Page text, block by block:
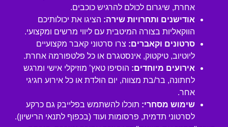
אחרת, שיגרום לכולם להרגיש כוכבים.
אודישנים ותחרויות שירה: הציגו את יכולותיכם
הווקאליות בצורה המיטבית עם ליווי מרשים ומקצועי.
סרטונים וקאברים: צרו סרטוני קאבר מקצועיים
ליוטיוב, טיקטוק, אינסטגרם או כל פלטפורמה אחרת.
אירועים מיוחדים: הוסיפו טאץ’ מוזיקלי אישי ומרגש
לחתונה, בר/בת מצווה, יום הולדת או כל אירוע חגיגי
אחר.
שימוש מסחרי: תוכלו להשתמש בפלייבק גם כרקע
לסרטוני תדמית, פרסומות ועוד (בכפוף לתנאי הרישיון).